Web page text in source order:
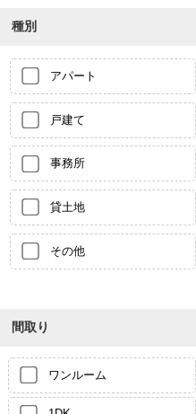
種別
アパート
戸建て
事務所
貸土地
その他
間取り
ワンルーム